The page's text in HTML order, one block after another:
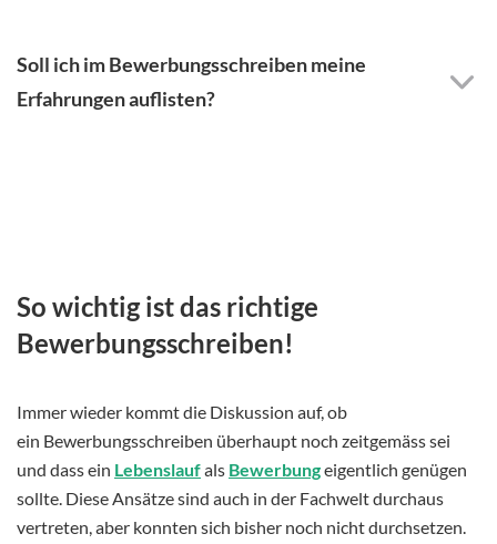
Soll ich im Bewerbungsschreiben meine
Erfahrungen auflisten?
So wichtig ist das richtige
Bewerbungsschreiben!
Immer wieder kommt die Diskussion auf, ob
ein Bewerbungsschreiben überhaupt noch zeitgemäss sei
und dass ein Lebenslaufals Bewerbungeigentlich genügen
sollte. Diese Ansätze sind auch in der Fachwelt durchaus
vertreten, aber konnten sich bisher noch nicht durchsetzen.